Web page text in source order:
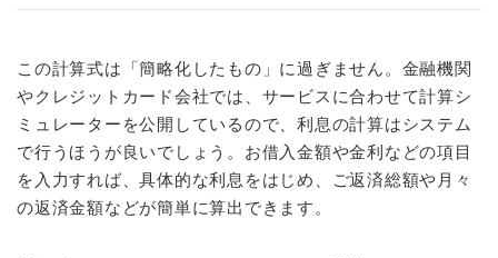
この計算式は「簡略化したもの」に過ぎません。金融機関
やクレジットカード会社では、サービスに合わせて計算シ
ミュレーターを公開しているので、利息の計算はシステム
で行うほうが良いでしょう。お借入金額や金利などの項目
を入力すれば、具体的な利息をはじめ、ご返済総額や月々
の返済金額などが簡単に算出できます。